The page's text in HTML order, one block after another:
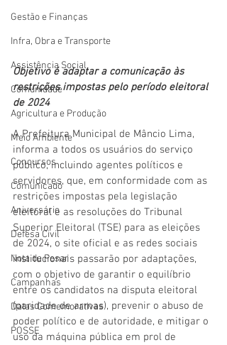
Gestão e Finanças
Infra, Obra e Transporte
Assistência Social
Comunidade
Agricultura e Produção
Meio Ambiente
Concursos
Comunicado
Aniversário
Defesa Civil
Nota de Pesar
Campanhas
Datas Comemorativas
POSSE
Objetivo é adaptar a comunicação às
restrições impostas pelo período eleitoral
de 2024
A Prefeitura Municipal de Mâncio Lima,
informa a todos os usuários do serviço
público, incluindo agentes políticos e
servidores, que, em conformidade com as
restrições impostas pela legislação
eleitoral e as resoluções do Tribunal
Superior Eleitoral (TSE) para as eleições
de 2024, o site oficial e as redes sociais
institucionais passarão por adaptações,
com o objetivo de garantir o equilíbrio
entre os candidatos na disputa eleitoral
(paridade de armas), prevenir o abuso de
poder político e de autoridade, e mitigar o
uso da máquina pública em prol de